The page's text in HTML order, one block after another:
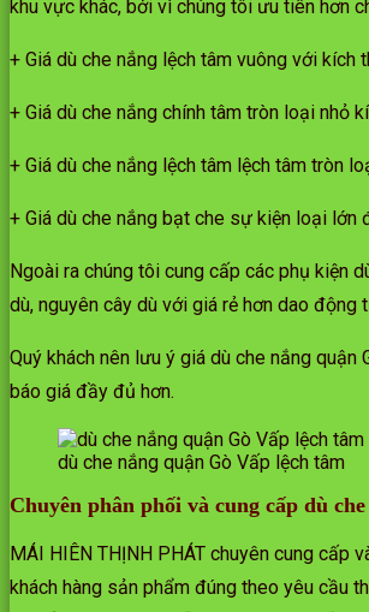
khu vực khác, bởi vì chúng tôi ưu tiên hơn
+ Giá dù che nắng lệch tâm vuông với
+ Giá dù che nắng chính tâm tròn loại
+ Giá dù che nắng lệch tâm lệch tâm tròn
+ Giá dù che nắng bạt che sự kiện loại lớn
Ngoài ra chúng tôi cung cấp các phụ kiện
dù, nguyên cây dù với giá rẻ hơn dao
Quý khách nên lưu ý giá dù che nắng
báo giá đầy đủ hơn.
dù che nắng quận Gò Vấp lệch tâm
Chuyên phân phối và cung cấp dù
MÁI HIÊN THỊNH PHÁT chuyên cung cấp
khách hàng sản phẩm đúng theo yêu cầu